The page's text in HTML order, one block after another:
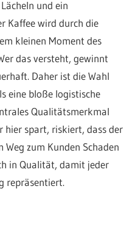
und ein
Kaffee wird durch die
kleinen Moment des
das versteht, gewinnt
Daher ist die Wahl
eine bloße logistische
Qualitätsmerkmal
hier spart, riskiert, dass der
Weg zum Kunden Schaden
in Qualität, damit jeder
repräsentiert.